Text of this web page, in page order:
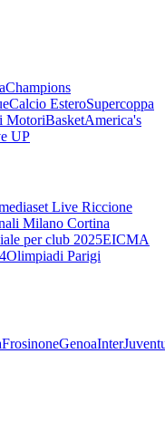
Champions
Calcio EsteroSupercoppa
MotoriBasketAmerica's
UP
Live Riccione
Milano Cortina
per club 2025EICMA
Olimpiadi Parigi
FrosinoneGenoaInter